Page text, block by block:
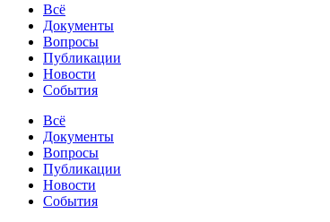
Всё
Документы
Вопросы
Публикации
Новости
События
Всё
Документы
Вопросы
Публикации
Новости
События